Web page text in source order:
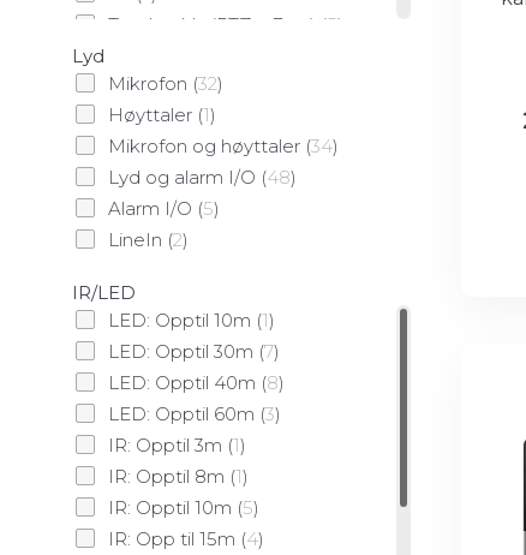
TandemVu (PTZ + Fast) (5)
Eksplosjons-sikker
Skjult(3)
Innebygd(1)
Lyd
Mikrofon (32)
Høyttaler (1)
Mikrofon og høyttaler (34)
Lyd og alarm I/O (48)
Alarm I/O (5)
LineIn (2)
IR/LED
LED: Opptil 10m (1)
LED: Opptil 30m (7)
LED: Opptil 40m (8)
LED: Opptil 60m (3)
IR: Opptil 3m (1)
IR: Opptil 8m (1)
IR: Opptil 10m (5)
IR: Opp til 15m (4)